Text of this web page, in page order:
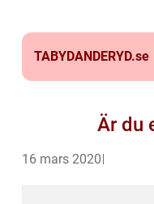
TABYDANDERYD.se
Är du
16 mars 2020